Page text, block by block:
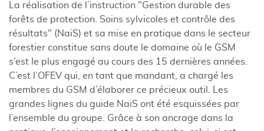
La réalisation de l’instruction "Gestion durable des
forêts de protection. Soins sylvicoles et contrôle des
résultats" (NaiS) et sa mise en pratique dans le secteur
forestier constitue sans doute le domaine où le GSM
s’est le plus engagé au cours des 15 dernières années.
C’est l’OFEV qui, en tant que mandant, a chargé les
membres du GSM d’élaborer ce précieux outil. Les
grandes lignes du guide NaiS ont été esquissées par
l’ensemble du groupe. Grâce à son ancrage dans la